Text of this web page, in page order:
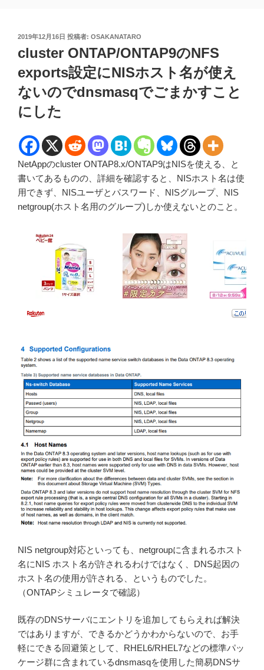
投
日:
2019年12月16日 投稿者: OSAKANATARO
cluster ONTAP/ONTAP9のNFS
exports設定にNISホスト名が使え
ないのでdnsmasqでごまかすこと
にした
NetAppのcluster ONTAP8.x/ONTAP9はNISを使える、と
書いてあるものの、詳細を確認すると、NISホスト名は使
用できず、NISユーザとパスワード、NISグループ、NIS
netgroup(ホスト名用のグループ)しか使えないとのこと。
NIS netgroup対応といっても、netgroupに含まれるホスト
名にNIS ホスト名が許されるわけではなく、DNS起因の
ホスト名の使用が許される、というものでした。
（ONTAPシミュレータで確認）
既存のDNSサーバにエントリを追加してもらえれば解決
ではありますが、できるかどうかわからないので、お手
軽にできる回避策として、RHEL6/RHEL7などの標準パッ
ケージ群に含まれているdnsmasqを使用した簡易DNSサ